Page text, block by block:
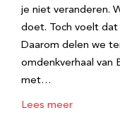
je niet veranderen.
doet. Toch voelt
Daarom delen we
omdenkverhaal van
met…
Lees meer